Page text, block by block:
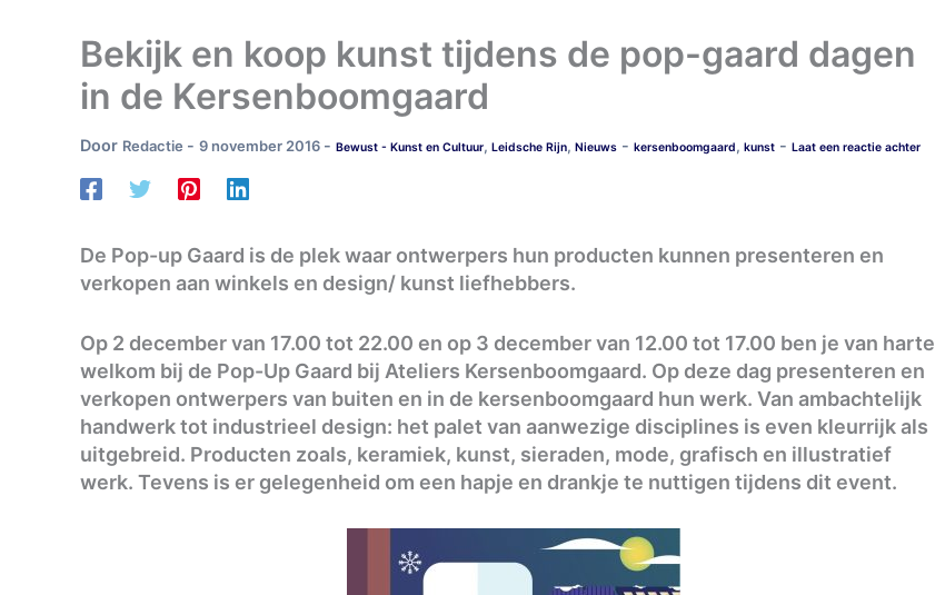
Bekijk en koop kunst tijdens de pop-gaard dagen
in de Kersenboomgaard
Door Redactie - 9 november 2016 - Bewust - Kunst en Cultuur, Leidsche Rijn, Nieuws - kersenboomgaard, kunst - Laat een reactie achter
De Pop-up Gaard is de plek waar ontwerpers hun producten kunnen presenteren en
verkopen aan winkels en design/ kunst liefhebbers.
Op 2 december van 17.00 tot 22.00 en op 3 december van 12.00 tot 17.00 ben je van harte
welkom bij de Pop-Up Gaard bij Ateliers Kersenboomgaard. Op deze dag presenteren en
verkopen ontwerpers van buiten en in de kersenboomgaard hun werk. Van ambachtelijk
handwerk tot industrieel design: het palet van aanwezige disciplines is even kleurrijk als
uitgebreid. Producten zoals, keramiek, kunst, sieraden, mode, grafisch en illustratief
werk. Tevens is er gelegenheid om een hapje en drankje te nuttigen tijdens dit event.